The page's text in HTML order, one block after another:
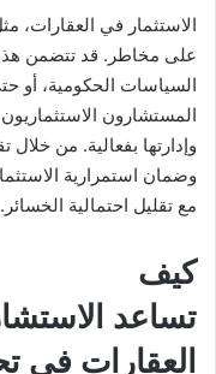
الاستثمار في العقارات،
على مخاطر. قد تتضمن
السياسات الحكومية، أو
المستشارون
وإدارتها بفعالية. من
وضمان استمرارية
مع تقليل احتمالية الخسائر.
كيف
تساعد
العقارات في